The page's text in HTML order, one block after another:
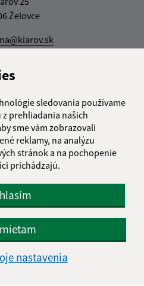
sledovania používame
z prehliadania našich
sme vám zobrazovali
reklamy, na analýzu
stránok a na pochopenie
prichádzajú.
nastavenia
Želovce